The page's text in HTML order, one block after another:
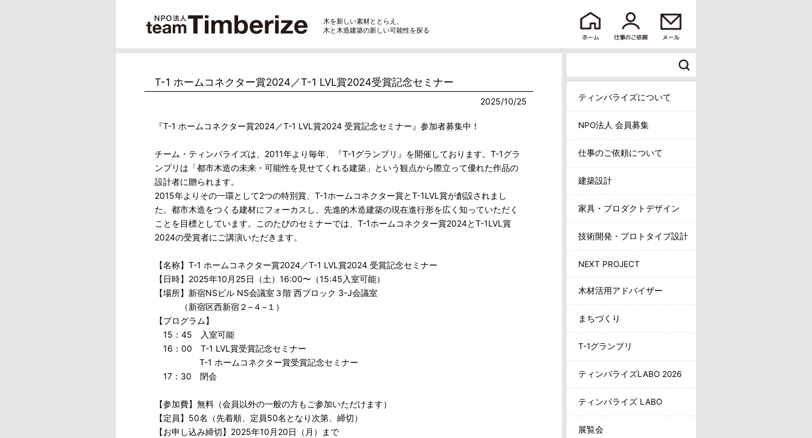
木を新しい素材ととらえ、
木と木造建築の新しい可能性を探る
ティンバライズについて
NPO法人 会員募集
仕事のご依頼について
建築設計
家具・プロダクトデザイン
技術開発・プロトタイプ設計
NEXT PROJECT
木材活用アドバイザー
まちづくり
T-1グランプリ
ティンバライズLABO 2026
ティンバライズ LABO
展覧会
T-1 ホームコネクター賞2024／T-1 LVL賞2024受賞記念セミナー
2025/10/25
『T-1 ホームコネクター賞2024／T-1 LVL賞2024 受賞記念セミナー』参加者募集中！
チーム・ティンバライズは、2011年より毎年、『T-1グランプリ』を開催しております。T-1グラ
ンプリは「都市木造の未来・可能性を見せてくれる建築」という観点から際立って優れた作品の
設計者に贈られます。
2015年よりその一環として2つの特別賞、T-1ホームコネクター賞とT-1LVL賞が創設されまし
た。都市木造をつくる建材にフォーカスし、先進的木造建築の現在進行形を広く知っていただく
ことを目標としています。このたびのセミナーでは、T-1ホームコネクター賞2024とT-1LVL賞
2024の受賞者にご講演いただきます。
【名称】T-1 ホームコネクター賞2024／T-1 LVL賞2024 受賞記念セミナー
【日時】2025年10月25日（土）16:00〜（15:45入室可能）
【場所】新宿NSビル NS会議室３階 西ブロック 3-J会議室
（新宿区西新宿２−４−１）
【プログラム】
15：45 入室可能
16：00 T-1 LVL賞受賞記念セミナー
T-1 ホームコネクター賞受賞記念セミナー
17：30 閉会
【参加費】無料（会員以外の一般の方もご参加いただけます）
【定員】50名（先着順、定員50名となり次第、締切）
【お申し込み締切】2025年10月20日（月）まで